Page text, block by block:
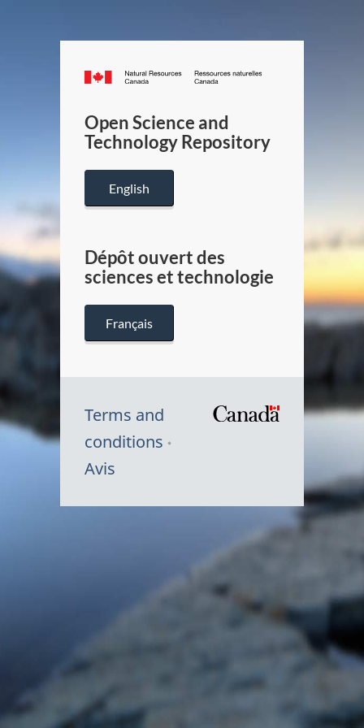
Canada.ca
/
Canada
Open Science and
Technology Repository
English
Dépôt ouvert des
sciences et technologie
Français
Terms and
conditions
Avis
du